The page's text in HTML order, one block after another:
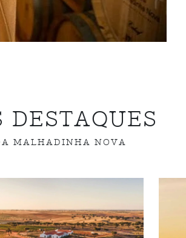
DESTAQUES
MALHADINHA NOVA